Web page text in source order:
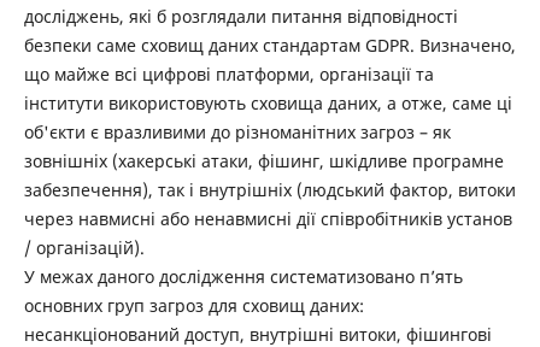
досліджень, які б розглядали питання відповідності
безпеки саме сховищ даних стандартам GDPR. Визначено,
що майже всі цифрові платформи, організації та
інститути використовують сховища даних, а отже, саме ці
об'єкти є вразливими до різноманітних загроз – як
зовнішніх (хакерські атаки, фішинг, шкідливе програмне
забезпечення), так і внутрішніх (людський фактор, витоки
через навмисні або ненавмисні дії співробітників установ
/ організацій).
У межах даного дослідження систематизовано п’ять
основних груп загроз для сховищ даних:
несанкціонований доступ, внутрішні витоки, фішингові